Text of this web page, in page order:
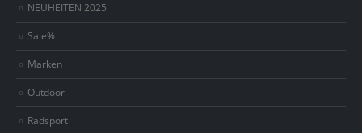
NEUHEITEN 2025
Sale%
Marken
Outdoor
Radsport